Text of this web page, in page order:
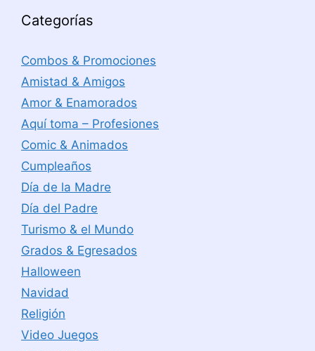
Categorías
Combos & Promociones
Amistad & Amigos
Amor & Enamorados
Aquí toma – Profesiones
Comic & Animados
Cumpleaños
Día de la Madre
Día del Padre
Turismo & el Mundo
Grados & Egresados
Halloween
Navidad
Religión
Video Juegos